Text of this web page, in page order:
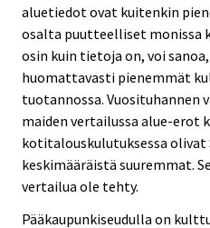
aluetiedot ovat kuitenkin
osalta puutteelliset monissa
osin kuin tietoja on, voi
huomattavasti pienemmät
tuotannossa. Vuosituhannen
maiden vertailussa alue-erot
kotitalouskulutuksessa olivat
keskimääräistä suuremmat.
vertailua ole tehty.
Pääkaupunkiseudulla on